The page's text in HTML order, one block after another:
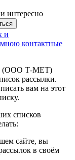
интересно
и
контактные
(ООО Т-МЕТ)
рассылки.
вам на этот
списков
сайте, вы
в своём